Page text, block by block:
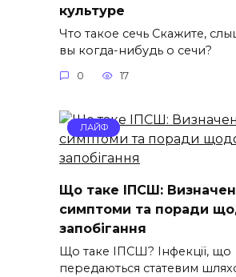
культуре
Что такое сечь Скажите,
вы когда-нибудь о сечи?
0 17
ЛАЙФ
Що таке ІПСШ:
симптоми та поради
запобігання
Що таке ІПСШ? Інфекції, що
передаються статевим